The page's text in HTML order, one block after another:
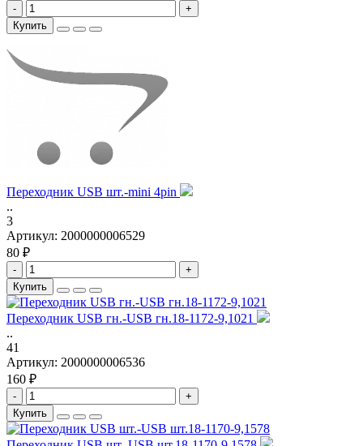
-
+
Купить
Переходник USB шт.-mini 4pin
..
3
Артикул: 2000000006529
80 ₽
-
+
Купить
Переходник USB гн.-USB гн.18-1172-9,1021
..
41
Артикул: 2000000006536
160 ₽
-
+
Купить